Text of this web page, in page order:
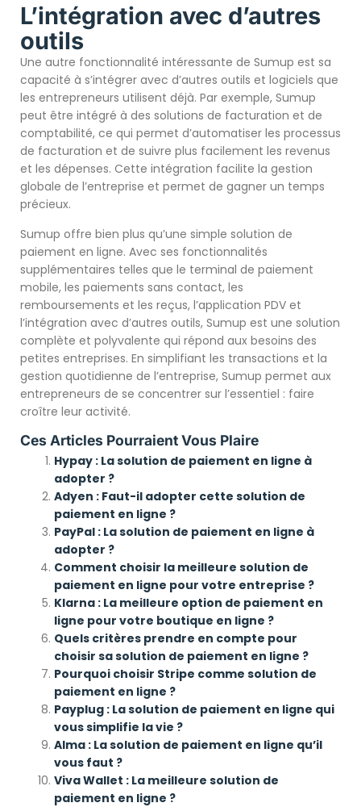
L’intégration avec d’autres
outils
Une autre fonctionnalité intéressante de Sumup est sa
capacité à s’intégrer avec d’autres outils et logiciels que
les entrepreneurs utilisent déjà. Par exemple, Sumup
peut être intégré à des solutions de facturation et de
comptabilité, ce qui permet d’automatiser les processus
de facturation et de suivre plus facilement les revenus
et les dépenses. Cette intégration facilite la gestion
globale de l’entreprise et permet de gagner un temps
précieux.
Sumup offre bien plus qu’une simple solution de
paiement en ligne. Avec ses fonctionnalités
supplémentaires telles que le terminal de paiement
mobile, les paiements sans contact, les
remboursements et les reçus, l’application PDV et
l’intégration avec d’autres outils, Sumup est une solution
complète et polyvalente qui répond aux besoins des
petites entreprises. En simplifiant les transactions et la
gestion quotidienne de l’entreprise, Sumup permet aux
entrepreneurs de se concentrer sur l’essentiel : faire
croître leur activité.
Ces Articles Pourraient Vous Plaire
Hypay : La solution de paiement en ligne à
adopter ?
Adyen : Faut-il adopter cette solution de
paiement en ligne ?
PayPal : La solution de paiement en ligne à
adopter ?
Comment choisir la meilleure solution de
paiement en ligne pour votre entreprise ?
Klarna : La meilleure option de paiement en
ligne pour votre boutique en ligne ?
Quels critères prendre en compte pour
choisir sa solution de paiement en ligne ?
Pourquoi choisir Stripe comme solution de
paiement en ligne ?
Payplug : La solution de paiement en ligne qui
vous simplifie la vie ?
Alma : La solution de paiement en ligne qu’il
vous faut ?
Viva Wallet : La meilleure solution de
paiement en ligne ?